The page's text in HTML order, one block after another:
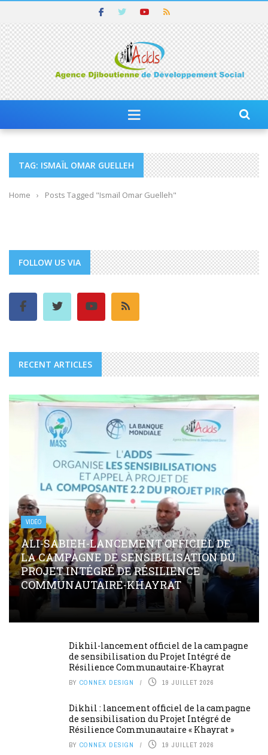
TAG: ISMAÏL OMAR GUELLEH
Home › Posts Tagged "Ismaïl Omar Guelleh"
FOLLOW US VIA
RECENT ARTICLES
VIDÉO
ALI-SABIEH-LANCEMENT OFFICIEL DE
LA CAMPAGNE DE SENSIBILISATION DU
PROJET INTÉGRÉ DE RÉSILIENCE
COMMUNAUTAIRE-KHAYRAT
Dikhil-lancement officiel de la campagne
de sensibilisation du Projet Intégré de
Résilience Communautaire-Khayrat
BY CONNEX DESIGN 19 JUILLET 2026
Dikhil : lancement officiel de la campagne
de sensibilisation du Projet Intégré de
Résilience Communautaire « Khayrat »
BY CONNEX DESIGN 19 JUILLET 2026